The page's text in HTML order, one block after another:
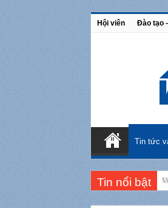
Hội viên Đào tạo
Tin tức
Tin nổi bật